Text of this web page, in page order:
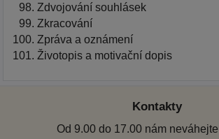
Zdvojování souhlásek
Zkracování
Zpráva a oznámení
Životopis a motivační dopis
Kontakty
Od 9.00 do 17.00 nám